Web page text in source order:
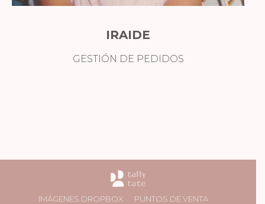
IRAIDE
GESTIÓN DE PEDIDOS
IMÁGENES DROPBOX PUNTOS DE VENTA